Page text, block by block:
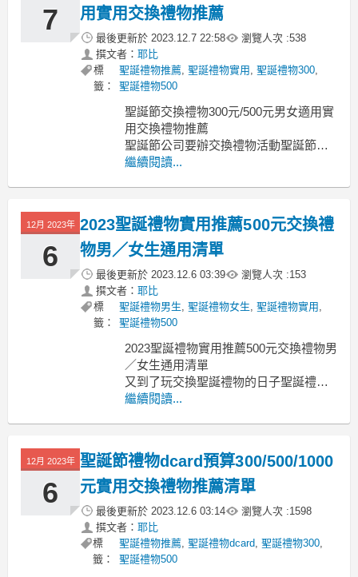
物推
7
用實用交換禮物推薦
最後更新於 2023.12.7 22:58 瀏覽人次 :538
撰文者： 耶比
標
籤：
聖誕禮物推薦,聖誕禮物實用 ,聖誕禮物300,
聖誕禮物500
聖誕節交換禮物300元/500元男女適用實
用交換禮物推薦
聖誕節公司要辦交換禮物活動聖誕節交
換禮物300元
300元推薦 300元實用禮物ptt 300元禮物
推薦 350元禮物 300 500元交換禮物
繼續閱讀...
12月 2023年
6
2023聖誕禮物實用推薦500元交換禮
物男／女生通用清單
最後更新於 2023.12.6 03:39 瀏覽人次 :153
撰文者： 耶比
標
籤：
聖誕禮物男生, 聖誕禮物女生, 聖誕禮物實用 ,
聖誕禮物500
2023聖誕禮物實用推薦500元交換禮物男
／女生通用清單
又到了玩交換聖誕禮物的日子聖誕禮物
實用
物第一名 交換禮物最想收到 交換禮物排
行榜 聖誕禮物推薦 聖誕節禮物女友 500
元交換禮物實用
繼續閱讀...
12月 2023年
6
聖誕節禮物dcard預算300/500/1000
元實用交換禮物推薦清單
最後更新於 2023.12.6 03:14 瀏覽人次 :1598
撰文者： 耶比
標
籤：
聖誕禮物推薦, 聖誕禮物dcard, 聖誕禮物300,
聖誕禮物500